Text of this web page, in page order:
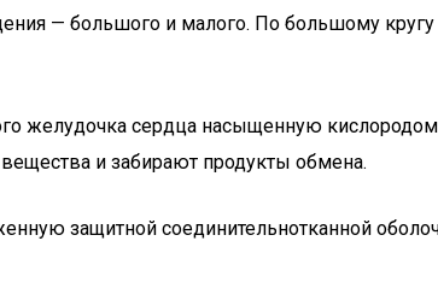
— большого и малого. По большому
желудочка сердца насыщенную
и забирают продукты обмена.
защитной соединительнотканной